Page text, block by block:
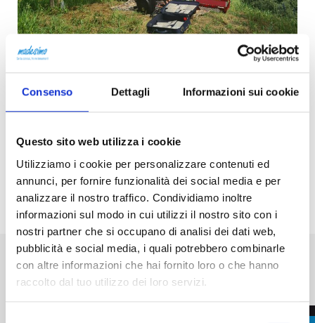
Consenso Dettagli Informazioni sui cookie
Questo sito web utilizza i cookie
Utilizziamo i cookie per personalizzare contenuti ed
annunci, per fornire funzionalità dei social media e per
analizzare il nostro traffico. Condividiamo inoltre
informazioni sul modo in cui utilizzi il nostro sito con i
nostri partner che si occupano di analisi dei dati web,
pubblicità e social media, i quali potrebbero combinarle
con altre informazioni che hai fornito loro o che hanno
raccolto dal tuo utilizzo dei loro servizi.
Condividi
Altri eventi in programma a
Madesimo